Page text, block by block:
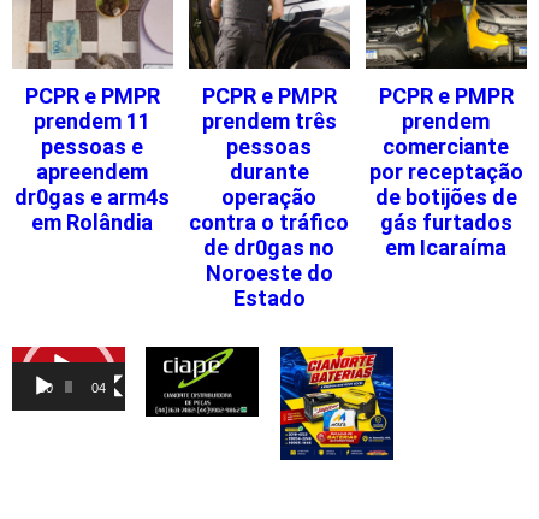
PCPR e PMPR
prendem 11
pessoas e
apreendem
dr0gas e arm4s
em Rolândia
PCPR e PMPR
prendem três
pessoas
durante
operação
contra o tráfico
de dr0gas no
Noroeste do
Estado
PCPR e PMPR
prendem
comerciante
por receptação
de botijões de
gás furtados
em Icaraíma
Tocador
vídeo
00:00 04:46